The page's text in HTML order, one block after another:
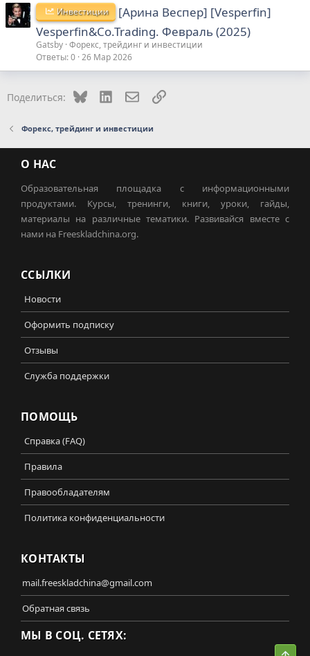
Инвестиции
[Арина Веспер] [Vesperfin]
Vesperfin&Co.Trading. Февраль (2025)
Gatsby Форекс, трейдинг и инвестиции
Ответы 0 26 Мар 2026
Поделиться: Bluesky LinkedInЭлектронная почта
Ссылка
Форекс, трейдинг и инвестиции
О НАС
Образовательная площадка с информационными
продуктами. Курсы, тренинги, книги, уроки, гайды,
материалы на различные тематики. Развивайся вместе с
нами на Freeskladchina.org.
ССЫЛКИ
Новости
Оформить подписку
Отзывы
Служба поддержки
ПОМОЩЬ
Справка (FAQ)
Правила
Правообладателям
Политика конфиденциальности
КОНТАКТЫ
mail.freeskladchina@gmail.com
Обратная связь
МЫ В СОЦ. СЕТЯХ: